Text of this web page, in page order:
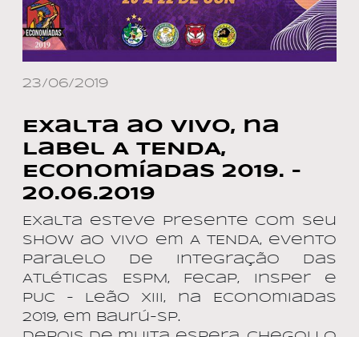
23/06/2019
Exalta ao vivo, na
Label A TENDA,
Economíadas 2019. –
20.06.2019
Exalta esteve presente com seu
show ao vivo em A TENDA, evento
paralelo de integração das
Atléticas ESPM, Fecap, Insper e
PUC – Leão XIII, na Economiadas
2019, em Baurú-SP.